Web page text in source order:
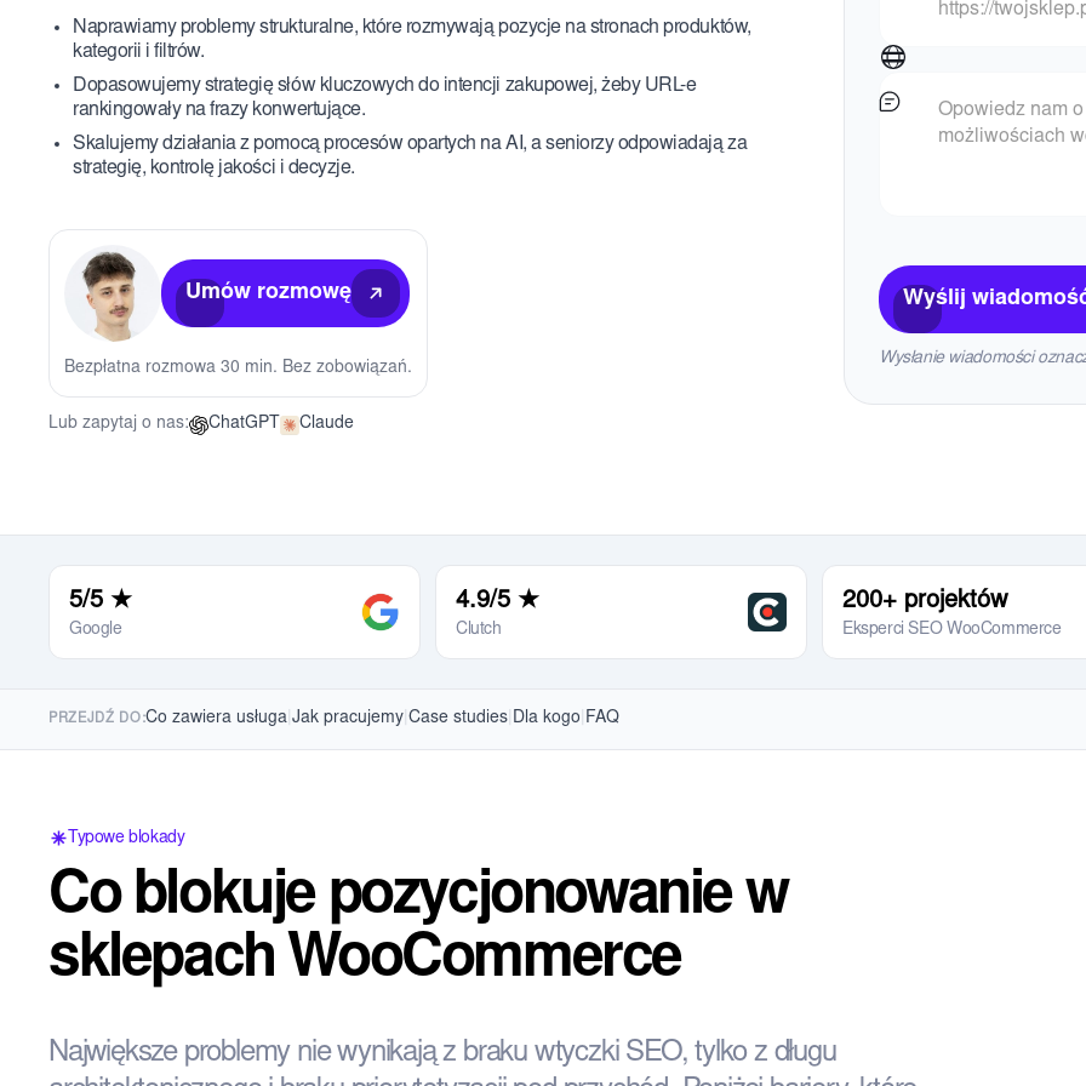
Naprawiamy problemy strukturalne, które rozmywają pozycje na stronach produktów,
kategorii i filtrów.
Dopasowujemy strategię słów kluczowych do intencji zakupowej, żeby URL-e
rankingowały na frazy konwertujące.
Skalujemy działania z pomocą procesów opartych na AI, a seniorzy odpowiadają za
strategię, kontrolę jakości i decyzje.
Umów rozmowę
Bezpłatna rozmowa 30 min. Bez zobowiązań.
Lub zapytaj o nas: ChatGPT Claude
Wyślij
Wysłanie wiadomości
5/5 ★
Google
4.9/5 ★
Clutch
200+ projektów
Eksperci SEO WooCommerce
PRZEJDŹ DO:Co zawiera usługa |Jak pracujemy |Case studies Dla kogo FAQ
Typowe blokady
Co blokuje pozycjonowanie w
sklepach WooCommerce
Największe problemy nie wynikają z braku wtyczki SEO, tylko z długu